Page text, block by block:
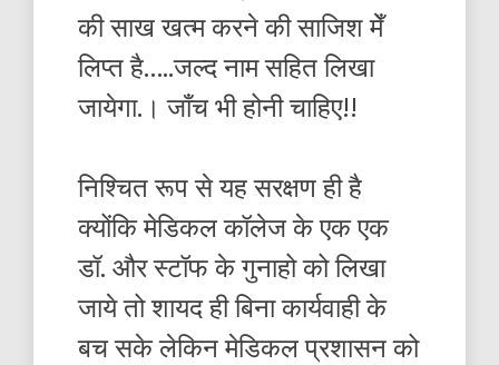
की साख खत्म करने की साजिश मेँ
लिप्त है…..जल्द नाम सहित लिखा
जायेगा.। जाँच भी होनी चाहिए!!
निश्चित रूप से यह सरक्षण ही है
क्योंकि मेडिकल कॉलेज के एक एक
डॉ. और स्टॉफ के गुनाहो को लिखा
जाये तो शायद ही बिना कार्यवाही के
बच सके लेकिन मेडिकल प्रशासन को